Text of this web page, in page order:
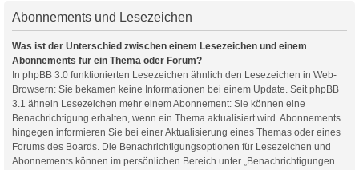
Abonnements und Lesezeichen
Was ist der Unterschied zwischen einem Lesezeichen und einem
Abonnements für ein Thema oder Forum?
In phpBB 3.0 funktionierten Lesezeichen ähnlich den Lesezeichen in Web-
Browsern: Sie bekamen keine Informationen bei einem Update. Seit phpBB
3.1 ähneln Lesezeichen mehr einem Abonnement: Sie können eine
Benachrichtigung erhalten, wenn ein Thema aktualisiert wird. Abonnements
hingegen informieren Sie bei einer Aktualisierung eines Themas oder eines
Forums des Boards. Die Benachrichtigungsoptionen für Lesezeichen und
Abonnements können im persönlichen Bereich unter „Benachrichtigungen